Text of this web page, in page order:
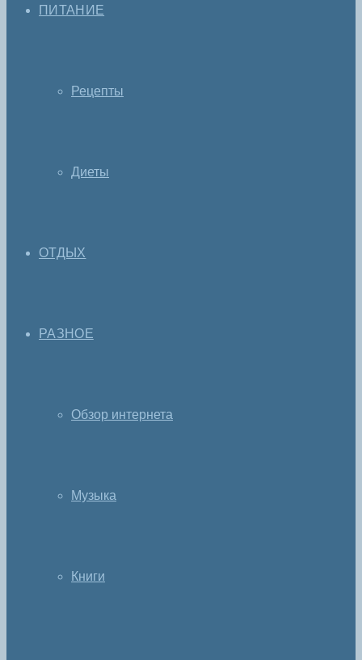
ПИТАНИЕ
Рецепты
Диеты
ОТДЫХ
РАЗНОЕ
Обзор интернета
Музыка
Книги